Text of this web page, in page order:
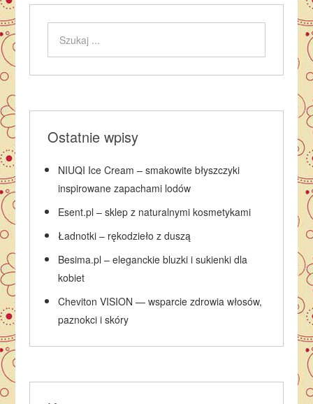
Ostatnie wpisy
NIUQI Ice Cream – smakowite błyszczyki
inspirowane zapachami lodów
Esent.pl – sklep z naturalnymi kosmetykami
Ładnotki – rękodzieło z duszą
Besima.pl – eleganckie bluzki i sukienki dla
kobiet
Cheviton VISION — wsparcie zdrowia włosów,
paznokci i skóry